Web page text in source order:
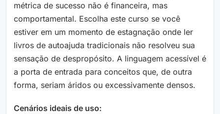
métrica de sucesso não é financeira, mas
comportamental. Escolha este curso se você
estiver em um momento de estagnação onde ler
livros de autoajuda tradicionais não resolveu sua
sensação de despropósito. A linguagem acessível é
a porta de entrada para conceitos que, de outra
forma, seriam áridos ou excessivamente densos.
Cenários ideais de uso: